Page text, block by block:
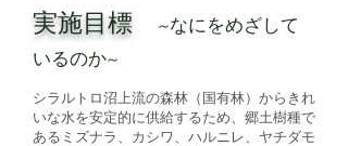
実施目標
~なにをめざして
いるのか~
シラルトロ沼上流の森林（国有林）からきれ
いな水を安定的に供給するため、郷土樹種で
あるミズナラ、カシワ、ハルニレ、ヤチダモ